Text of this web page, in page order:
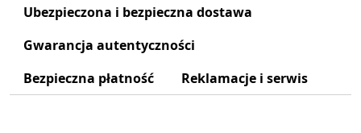
Ubezpieczona i bezpieczna dostawa
Gwarancja autentyczności
Bezpieczna płatność
Reklamacje i serwis